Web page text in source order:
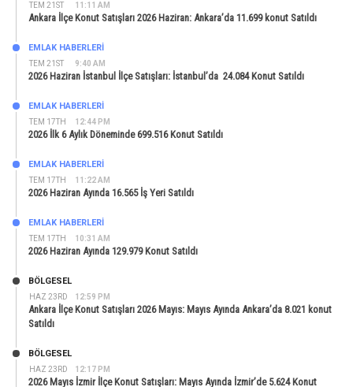
TEM 21ST 11:11 AM
Ankara İlçe Konut Satışları 2026 Haziran: Ankara’da 11.699 konut Satıldı
TEM 21ST 9:40 AM
EMLAK HABERLERI
2026 Haziran İstanbul İlçe Satışları: İstanbul’da 24.084 Konut Satıldı
TEM 17TH 12:44 PM
EMLAK HABERLERI
2026 İlk 6 Aylık Döneminde 699.516 Konut Satıldı
TEM 17TH 11:22 AM
EMLAK HABERLERI
2026 Haziran Ayında 16.565 İş Yeri Satıldı
TEM 17TH 10:31 AM
EMLAK HABERLERI
2026 Haziran Ayında 129.979 Konut Satıldı
HAZ 23RD 12:59 PM
BÖLGESEL
Ankara İlçe Konut Satışları 2026 Mayıs: Mayıs Ayında Ankara’da 8.021 konut
Satıldı
HAZ 23RD 12:17 PM
BÖLGESEL
2026 Mayıs İzmir İlçe Konut Satışları: Mayıs Ayında İzmir’de 5.624 Konut